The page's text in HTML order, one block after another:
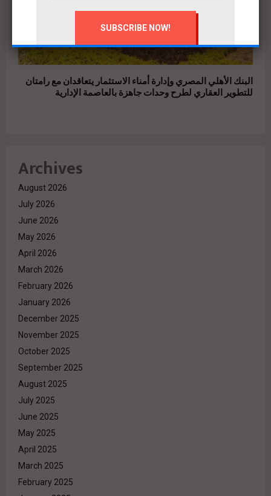
البنك الأهلي المصري وإدارة أمناء الاستثمار يتعاقدان مع رامتان
للتطوير العقاري لطرح وحدات جاهزة بالعاصمة الإدارية
Archives
August 2026
July 2026
June 2026
May 2026
April 2026
March 2026
February 2026
January 2026
December 2025
November 2025
October 2025
September 2025
August 2025
July 2025
June 2025
May 2025
April 2025
March 2025
February 2025